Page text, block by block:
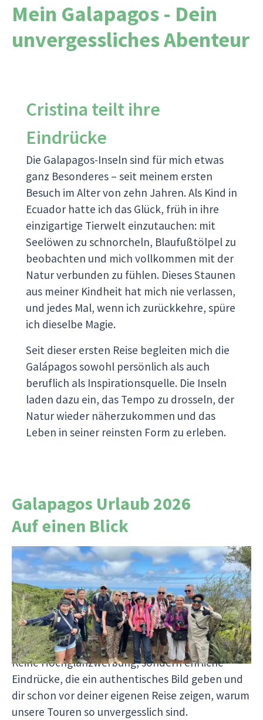
Mein Galapagos - Dein
unvergessliches Abenteur
Cristina teilt ihre
Eindrücke
Die Galapagos-Inseln sind für mich etwas
ganz Besonderes – seit meinem ersten
Besuch im Alter von zehn Jahren. Als Kind in
Ecuador hatte ich das Glück, früh in ihre
einzigartige Tierwelt einzutauchen: mit
Seelöwen zu schnorcheln, Blaufußtölpel zu
beobachten und mich vollkommen mit der
Natur verbunden zu fühlen. Dieses Staunen
aus meiner Kindheit hat mich nie verlassen,
und jedes Mal, wenn ich zurückkehre, spüre
ich dieselbe Magie.
Seit dieser ersten Reise begleiten mich die
Galápagos sowohl persönlich als auch
beruflich als Inspirationsquelle. Die Inseln
laden dazu ein, das Tempo zu drosseln, der
Natur wieder näherzukommen und das
Leben in seiner reinsten Form zu erleben.
Galapagos Urlaub 2026
Auf einen Blick
Seit unserer ersten Reise 2002 sind rund 2.000
Reiseberichte von Reiseleitern und Reisenden
entstanden. Jeder Bericht erzählt eine
persönliche Geschichte und zeigt dir, wer mit uns
reist, welche Momente bewegen und wie es sich
wirklich anfühlt, mit Viventura unterwegs zu sein.
Keine Hochglanzwerbung, sondern ehrliche
Eindrücke, die ein authentisches Bild geben und
dir schon vor deiner eigenen Reise zeigen, warum
unsere Touren so unvergesslich sind.